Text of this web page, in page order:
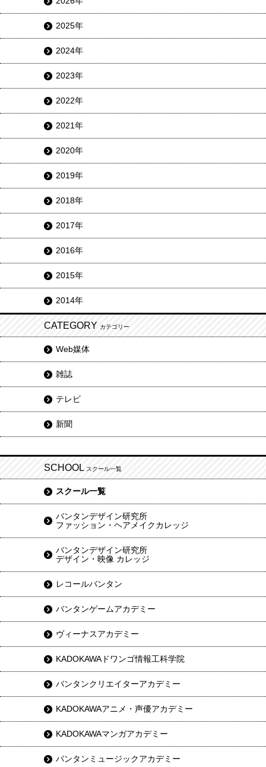
2025年
2024年
2023年
2022年
2021年
2020年
2019年
2018年
2017年
2016年
2015年
2014年
CATEGORY カテゴリー
Web媒体
雑誌
テレビ
新聞
SCHOOL スクール一覧
スクール一覧
バンタンデザイン研究所
ファッション・ヘアメイクカレッジ
バンタンデザイン研究所
デザイン・映像 カレッジ
レコールバンタン
バンタンゲームアカデミー
ヴィーナスアカデミー
KADOKAWAドワンゴ情報工科学院
バンタンクリエイターアカデミー
KADOKAWAアニメ・声優アカデミー
KADOKAWAマンガアカデミー
バンタンミュージックアカデミー